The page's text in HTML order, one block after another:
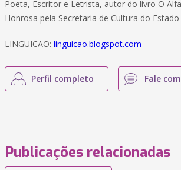
Poeta, Escritor e Letrista, autor do livro O
Honrosa pela Secretaria de Cultura do
LINGUICAO: linguicao.blogspot.com
Perfil completo Fale
Publicações relacionadas